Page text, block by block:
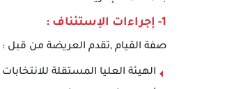
1- إجراءات الإستئناف :
صفة القيام ,تقدم العريضة من قبل :
الهيئة العليا المستقلة للانتخابات